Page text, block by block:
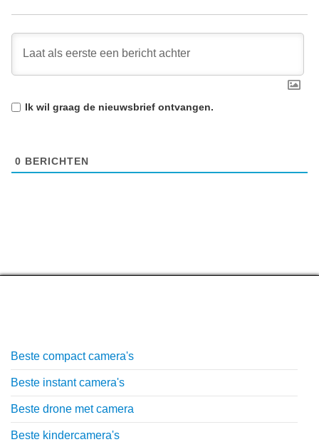
Ik wil graag de nieuwsbrief ontvangen.
0 BERICHTEN
Beste compact camera's
Beste instant camera's
Beste drone met camera
Beste kindercamera's